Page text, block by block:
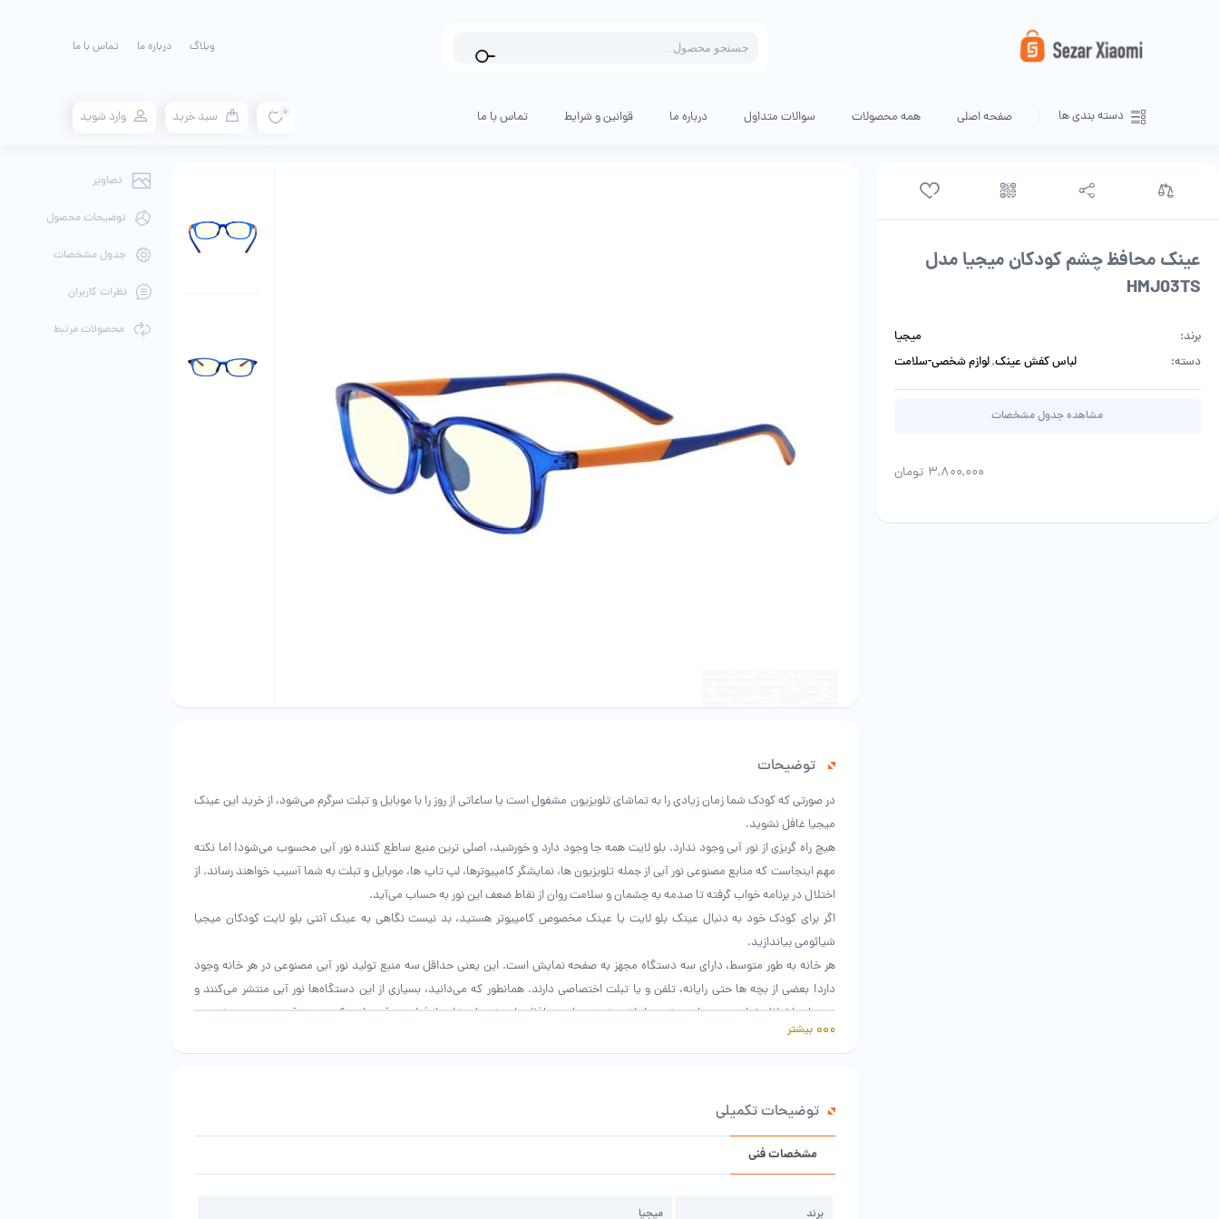
search وبلاگ درباره ما تماس با ما
دسته بندی ها صفحه اصلی همه محصولات سوالات متداول درباره ما قوانین و شرایط تماس با ما 0 سبد خرید وارد شوید
عینک محافظ چشم کودکان میجیا مدل
HMJ03TS
برند:
میجیا
دسته:
لباس کفش عینک,لوازم شخصی-سلامت
مشاهده جدول مشخصات
۳,۸۰۰,۰۰۰ تومان
توضیحات
در صورتی که کودک شما زمان زیادی را به تماشای تلویزیون مشغول است یا ساعاتی از روز را با موبایل و تبلت سرگرم می‌شود، از خرید این عینک
میجیا غافل نشوید.
هیچ راه گریزی از نور آبی وجود ندارد. بلو لایت همه جا وجود دارد و خورشید، اصلی ترین منبع ساطع کننده نور آبی محسوب می‌شود! اما نکته
مهم اینجاست که منابع مصنوعی نور آبی از جمله تلویزیون ها، نمایشگر کامپیوترها، لپ تاپ ها، موبایل و تبلت به شما آسیب خواهند رساند. از
اختلال در برنامه خواب گرفته تا صدمه به چشمان و سلامت روان از نقاط ضعف این نور به حساب می‌آید.
اگر برای کودک خود به دنبال عینک بلو لایت یا عینک مخصوص کامپیوتر هستید، بد نیست نگاهی به عینک آنتی بلو لایت کودکان میجیا
شیائومی بیاندازید.
هر خانه ​​به طور متوسط، ​​دارای سه دستگاه مجهز به صفحه نمایش است. این یعنی حداقل سه منبع تولید نور آبی مصنوعی در هر خانه وجود
دارد! بعضی از بچه ها حتی رایانه، تلفن و یا تبلت اختصاصی دارند. همانطور که می‌دانید، بسیاری از این دستگاه‌ها نور آبی منتشر می‌کنند و
می‌تواند اختلال خواب و صدمات چشمی را ناشی شوند. برای محافظت از چشم، استفاده از فیلتر نور آبی یا عینک ضد نور آبی توصیه می شود.
TR90 ساخته شده که یک ماده ترموپلاستیک با دوام، انعطاف پذیر و سبک وزن است. طبق معمول، پد بینی نیز وجود دارد که مواد اولیه آن از
TPR تامین می‌شود. جالب اینجاست که بخشی از فریم که به دسته‌ها متصل شدند، بسیار انعطاف پذیر هستند و می توانند 180 درجه خم
شوند!
کمپانی میچیا مدعی شده که لنزهای عینک Mijia Children’s Anti-Bluelight قدرت انسداد 35٪ نور آبی را دارند. همچنین چشم کودک شما را
بیشتر
توضیحات تکمیلی
مشخصات فنی
برند میجیا
تصاویر
توضیحات محصول
جدول مشخصات
نظرات کاربران
محصولات مرتبط